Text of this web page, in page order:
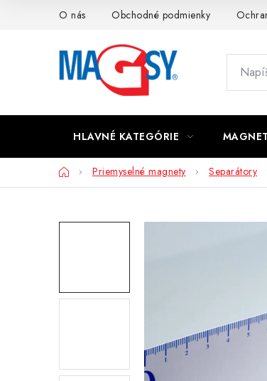
O nás Obchodné podmienky
HLAVNÉ KATEGÓRIE
DomovPriemyselné magnety Separátory